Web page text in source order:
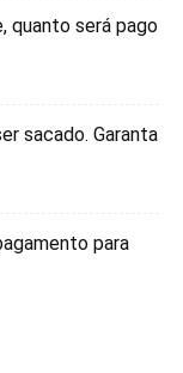
quanto será pago
sacado. Garanta
para